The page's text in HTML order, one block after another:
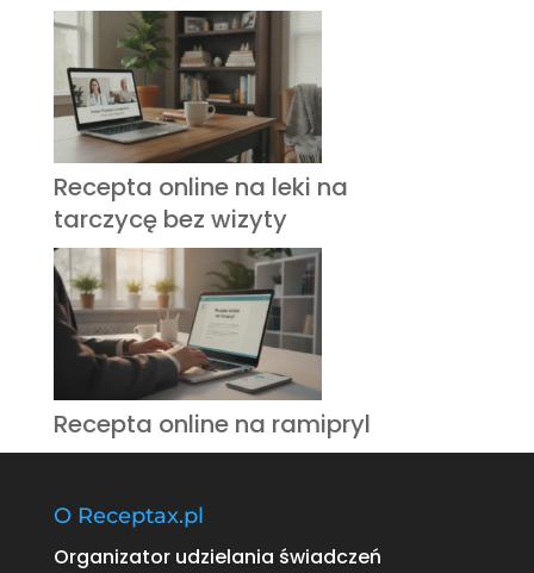
Recepta online na leki na
tarczycę bez wizyty
Recepta online na ramipryl
O Receptax.pl
Organizator udzielania świadczeń